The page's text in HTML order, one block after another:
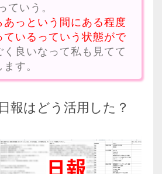
ていう。
あっという間にある程度
ているっていう状態がで
く良いなって私も見てて
す。
報はどう活用した？